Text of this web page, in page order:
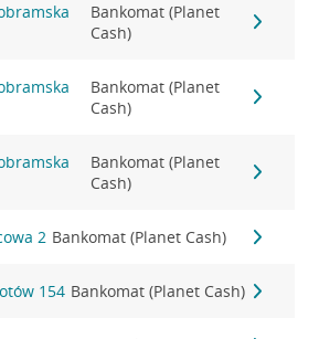
Bankomat (Planet
Cash)
Bankomat (Planet
Cash)
Bankomat (Planet
Cash)
2 Bankomat (Planet Cash)
154 Bankomat (Planet Cash)